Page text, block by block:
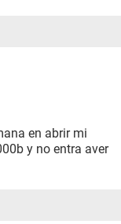
en abrir mi
y no entra aver